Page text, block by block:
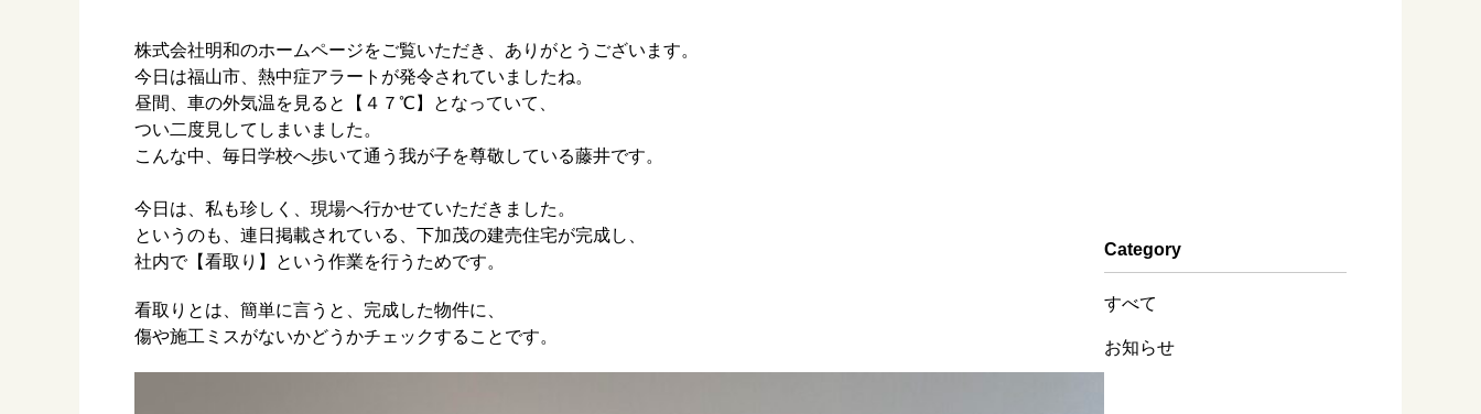
株式会社明和のホームページをご覧いただき、ありがとうございます。
今日は福山市、熱中症アラートが発令されていましたね。
昼間、車の外気温を見ると【４７℃】となっていて、
つい二度見してしまいました。
こんな中、毎日学校へ歩いて通う我が子を尊敬している藤井です。
今日は、私も珍しく、現場へ行かせていただきました。
というのも、連日掲載されている、下加茂の建売住宅が完成し、
社内で【看取り】という作業を行うためです。
看取りとは、簡単に言うと、完成した物件に、
傷や施工ミスがないかどうかチェックすることです。
Category
すべて
お知らせ